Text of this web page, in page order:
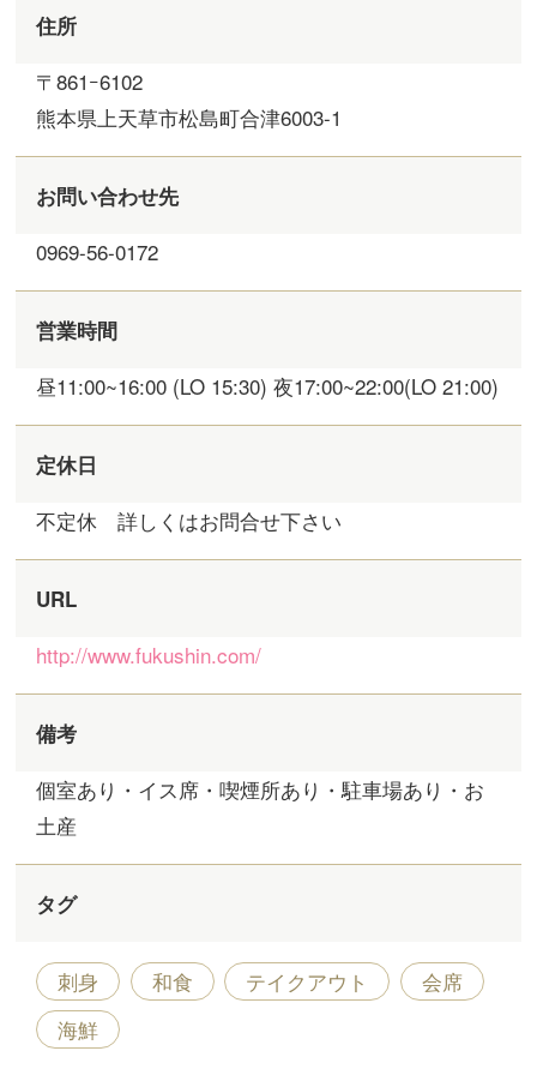
住所
〒861ｰ6102
熊本県上天草市松島町合津6003-1
お問い合わせ先
0969-56-0172
営業時間
昼11:00~16:00 (LO 15:30) 夜17:00~22:00(LO 21:00)
定休日
不定休 詳しくはお問合せ下さい
URL
http://www.fukushin.com/
備考
個室あり・イス席・喫煙所あり・駐車場あり・お
土産
タグ
刺身 和食 テイクアウト
会席
海鮮